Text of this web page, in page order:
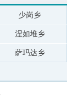
少岗乡
涅如堆乡
萨玛达乡